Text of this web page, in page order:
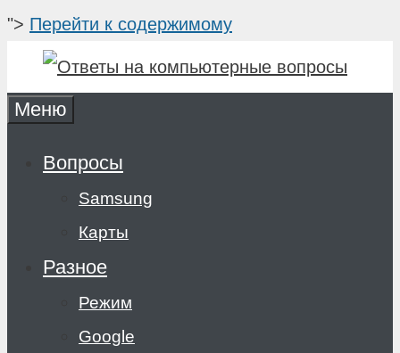
"> Перейти к содержимому
Меню
Вопросы
Samsung
Карты
Разное
Режим
Google